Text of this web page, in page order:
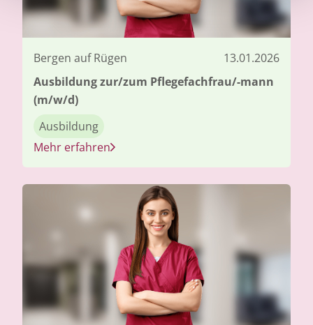
Bergen auf Rügen
13.01.2026
Ausbildung zur/zum Pflegefachfrau/-mann
(m/w/d)
Ausbildung
Mehr erfahren